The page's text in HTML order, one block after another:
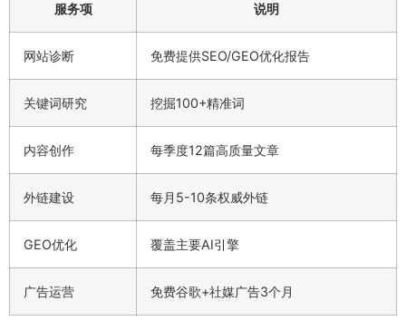
服务项 说明
网站诊断 免费提供SEO/GEO优化报告
关键词研究 挖掘100+精准词
内容创作 每季度12篇高质量文章
外链建设 每月5-10条权威外链
GEO优化 覆盖主要AI引擎
广告运营 免费谷歌+社媒广告3个月